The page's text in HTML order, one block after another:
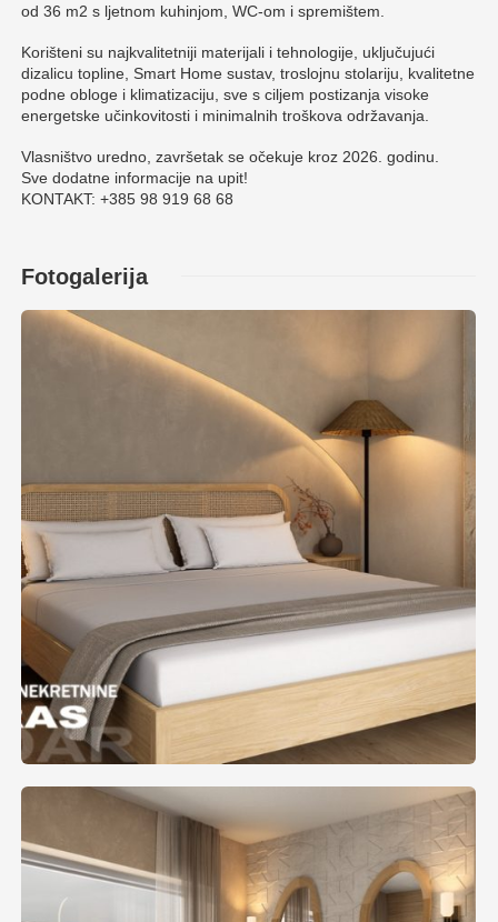
od 36 m2 s ljetnom kuhinjom, WC-om i spremištem.
Korišteni su najkvalitetniji materijali i tehnologije, uključujući
dizalicu topline, Smart Home sustav, troslojnu stolariju, kvalitetne
podne obloge i klimatizaciju, sve s ciljem postizanja visoke
energetske učinkovitosti i minimalnih troškova održavanja.
Vlasništvo uredno, završetak se očekuje kroz 2026. godinu.
Sve dodatne informacije na upit!
KONTAKT: +385 98 919 68 68
Fotogalerija